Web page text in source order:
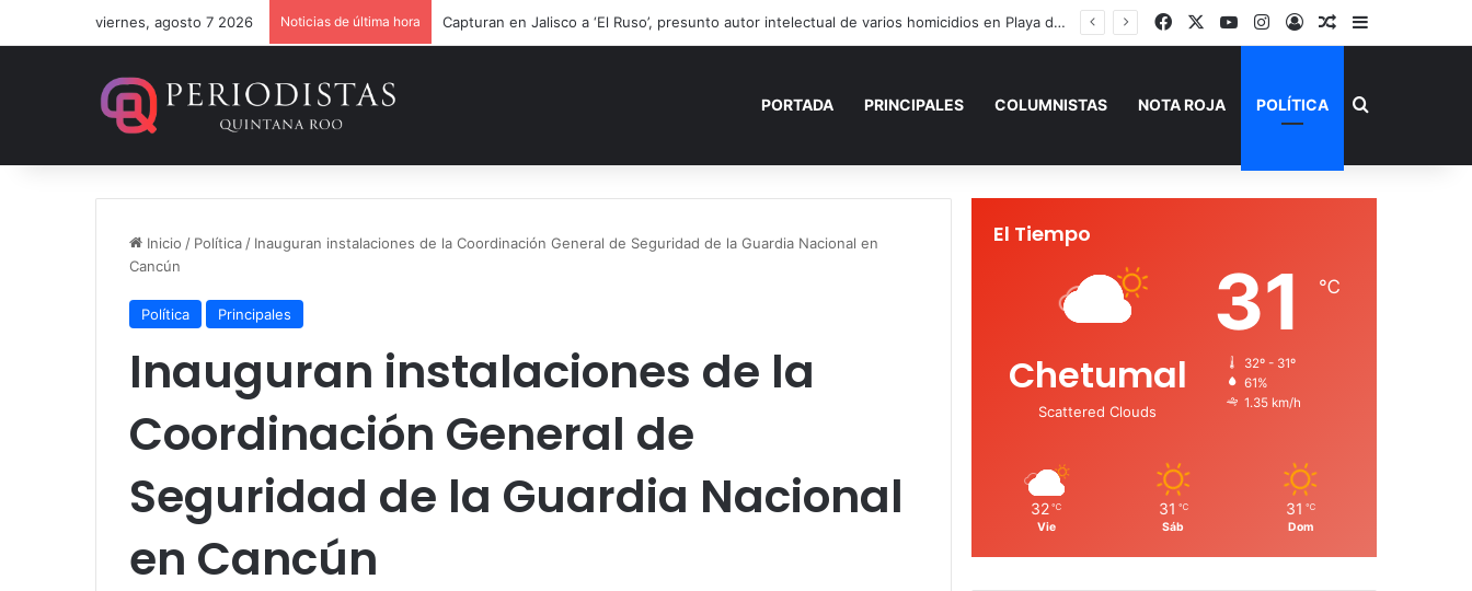
viernes, agosto 7 2026 Noticias de última hora Mara Lezama informa la devolución de 9 vehículos recuperados FacebookYouTubeInstagram
AccesoPublicación al
Barra lateral
PORTADA PRINCIPALES COLUMNISTAS NOTA ROJA POLÍTICA Buscar por
Inicio / Política / Inauguran instalaciones de la Coordinación General de Seguridad de la Guardia Nacional en
Cancún
Política Principales
Inauguran instalaciones de la
Coordinación General de
Seguridad de la Guardia Nacional
en Cancún
El Tiempo
Chetumal
Scattered Clouds
31 ℃
32º - 31º
61%
1.35 km/h
32 ℃
Vie
31 ℃
Sáb
31 ℃
Dom